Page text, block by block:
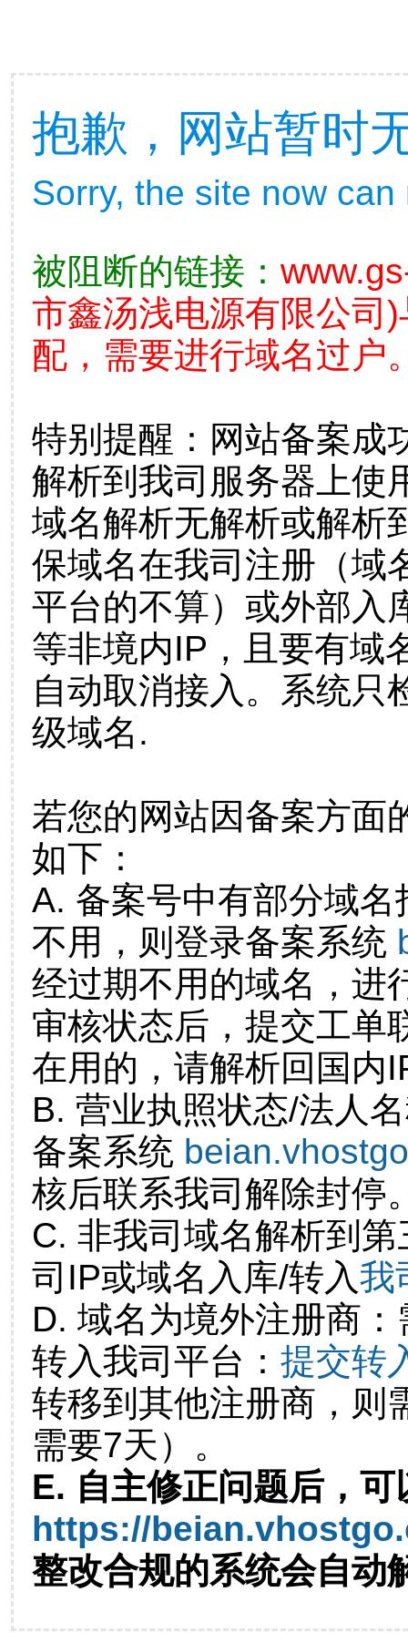
抱歉，网站暂时
Sorry, the site now
被阻断的链接：
市鑫汤浅电源有限公司
配，需要进行域名过户
特别提醒：网站备案成
解析到我司服务器上使
域名解析无解析或解析
保域名在我司注册（域
平台的不算）或外部入
等非境内IP，且要有域
自动取消接入。系统只
级域名.
若您的网站因备案方面
如下：
A. 备案号中有部分域
不用，则登录备案系统
经过期不用的域名，进
审核状态后，提交工单
在用的，请解析回国内
B. 营业执照状态/法人
备案系统
核后联系我司解除封停
C. 非我司域名解析到
司IP或域名入库/转入我
D. 域名为境外注册商
转入我司平台： 提交转
转移到其他注册商，则
需要7天）。
E. 自主修正问题后，可
https://
整改合规的系统会自动